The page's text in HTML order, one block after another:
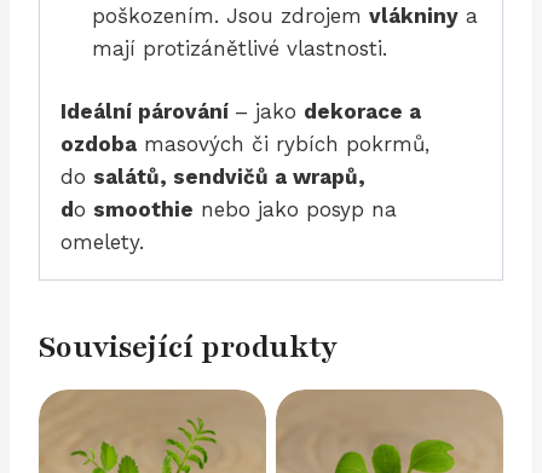
poškozením. Jsou zdrojem vlákninya
mají protizánětlivé vlastnosti.
Ideální párování – jako dekorace a
ozdoba masových či rybích pokrmů,
do salátů, sendvičů a wrapů,
d o smoothie nebo jako posyp na
omelety.
Související produkty